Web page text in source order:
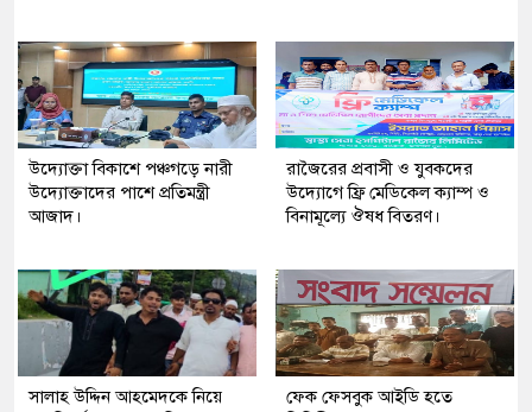
উদ্যোক্তা বিকাশে পঞ্চগড়ে নারী
উদ্যোক্তাদের পাশে প্রতিমন্ত্রী
আজাদ।
রাজৈরের‌ প্রবাসী ও যুবকদের
উদ্যোগে ফ্রি মেডিকেল ক্যাম্প ও
বিনামূল্যে ঔষধ বিতরণ।
সালাহ উদ্দিন আহমেদকে নিয়ে
ফেক ফেসবুক আইডি হতে